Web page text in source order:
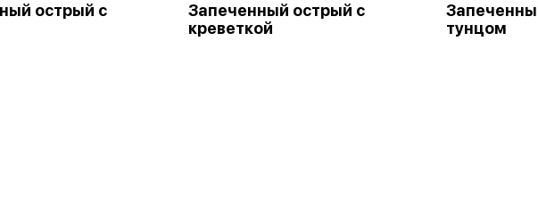
острый с
Запеченный острый с
креветкой
тунцом